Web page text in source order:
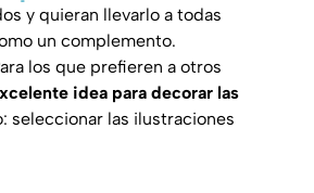
y quieran llevarlo a todas
un complemento.
los que prefieren a otros
idea para decorar las
seleccionar las ilustraciones